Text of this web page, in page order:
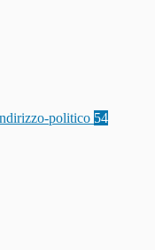
politico 54